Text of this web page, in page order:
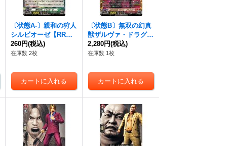
〔状態A-〕親和の狩人
シルビオーゼ【RR】
{DZ-BT14/039}《スト
イケイア》
260円(税込)
在庫数 2枚
〔状態B〕無双の幻真
獣ザルヴァ・ドラグニ
ア【FFR】{DZ-BT14/
FFR03}《ドラゴンエ
2,280円(税込)
在庫数 1枚